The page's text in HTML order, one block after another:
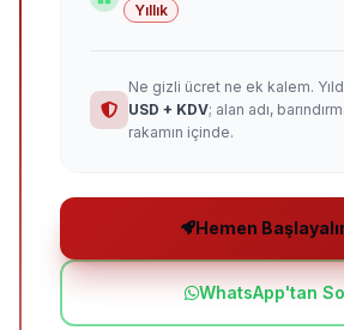
Yıllık
Ne gizli ücret ne ek kalem.
USD + KDV; alan adı,
rakamın içinde.
Hemen
WhatsApp'tan